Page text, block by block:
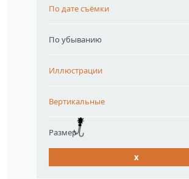
По дате съёмки
По убыванию
Иллюстрации
Вертикальные
Размер
x